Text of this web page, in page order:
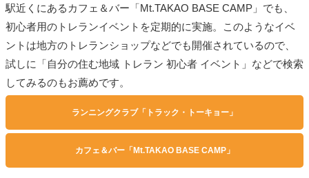
駅近くにあるカフェ＆バー「Mt.TAKAO BASE CAMP」でも、
初心者用のトレランイベントを定期的に実施。このようなイベ
ントは地方のトレランショップなどでも開催されているので、
試しに「自分の住む地域 トレラン 初心者 イベント」などで検索
してみるのもお薦めです。
ランニングクラブ「トラック・トーキョー」
カフェ＆バー「Mt.TAKAO BASE CAMP」